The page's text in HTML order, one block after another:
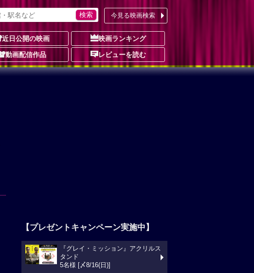
今見る映画検索
近日公開の映画 映画ランキング
動画配信作品 レビューを読む
【プレゼントキャンペーン実施中】
『グレイ・ミッション』アクリルス
タンド
5名様 [〆8/16(日)]